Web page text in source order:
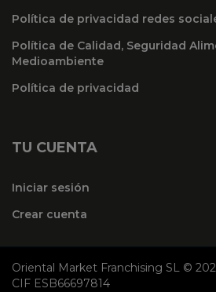
Política de privacidad redes
Política de Calidad, Seguridad
Medioambiente
Política de privacidad
TU CUENTA
Iniciar sesión
Crear cuenta
Oriental Market Franchising SL ©
CIF ESB66697814